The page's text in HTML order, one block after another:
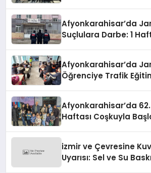
Afyonkarahisar’da
Suçlulara Darbe: 1
Afyonkarahisar’da
Öğrenciye Trafik
Afyonkarahisar’da
Haftası Coşkuyla
izmir ve Çevresine
Uyarısı: Sel ve Su